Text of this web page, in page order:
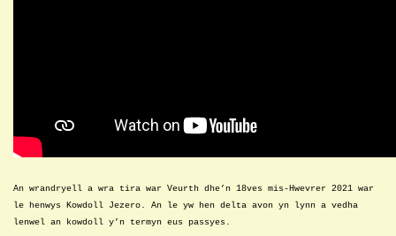
An wrandryell a wra tira war Veurth dhe’n 18ves mis-Hwevrer 2021 war
le henwys Kowdoll Jezero. An le yw hen delta avon yn lynn a vedha
lenwel an kowdoll y’n termyn eus passyes.